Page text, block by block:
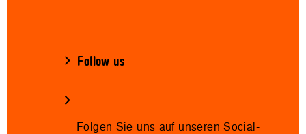
Follow us
Folgen Sie uns auf unseren Social-